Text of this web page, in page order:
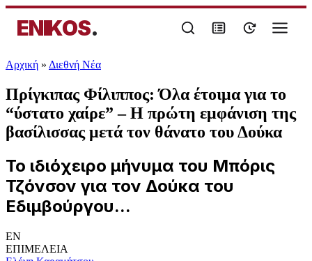
ENIKOS.
Αρχική » Διεθνή Νέα
Πρίγκιπας Φίλιππος: Όλα έτοιμα για το
“ύστατο χαίρε” – Η πρώτη εμφάνιση της
βασίλισσας μετά τον θάνατο του Δούκα
Το ιδιόχειρο μήνυμα του Μπόρις
Τζόνσον για τον Δούκα του
Εδιμβούργου...
EN
ΕΠΙΜΕΛΕΙΑ